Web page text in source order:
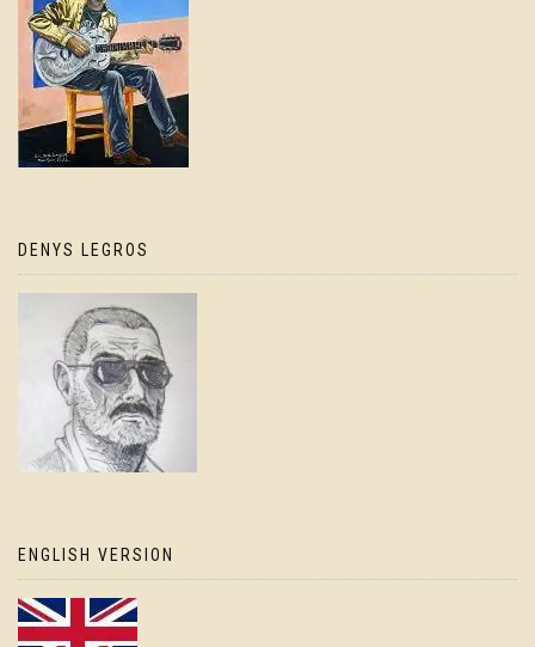
DENYS LEGROS
ENGLISH VERSION